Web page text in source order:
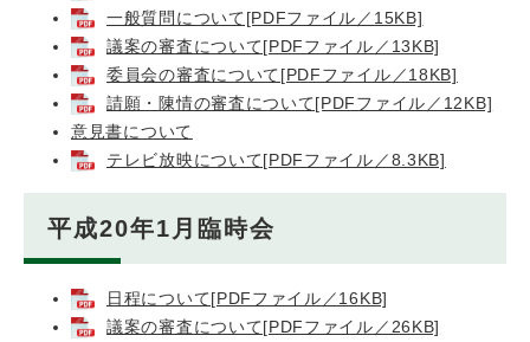
一般質問について[PDFファイル／15KB]
議案の審査について[PDFファイル／13KB]
委員会の審査について[PDFファイル／18KB]
請願・陳情の審査について[PDFファイル／12KB]
意見書について
テレビ放映について[PDFファイル／8.3KB]
平成20年1月臨時会
日程について[PDFファイル／16KB]
議案の審査について[PDFファイル／26KB]